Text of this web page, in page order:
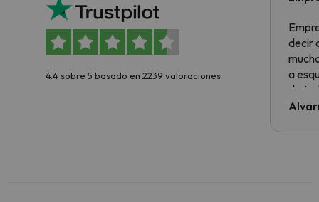
4.4 sobre 5 basado en 2239 valoraciones
decir
a
de
al
culpa